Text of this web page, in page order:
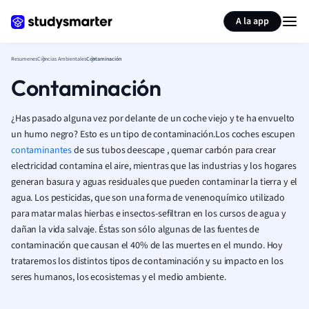
A la app
ResumenesCiencias AmbientalesContaminación
Contaminación
¿Has pasado alguna vez por delante de un coche viejo y te ha envuelto
un humo negro? Esto es un tipo de contaminación.Los cochesescupen
contaminantesde sustubosdeescape, quemarcarbón para crear
electricidad contamina el aire, mientras que las industrias y los hogares
generan basura yaguas residualesque pueden contaminar la tierra y el
agua. Los pesticidas, que son una forma devenenoquímico utilizado
para matar malas hierbas e insectos-sefiltran en los cursos de agua y
dañan la vida salvaje.Éstas son sólo algunas de las fuentes de
contaminación que causan el 40% de las muertes en el mundo. Hoy
trataremos los distintos tipos de contaminación y su impacto en los
seres humanos, los ecosistemas y el medio ambiente.
Resumir página